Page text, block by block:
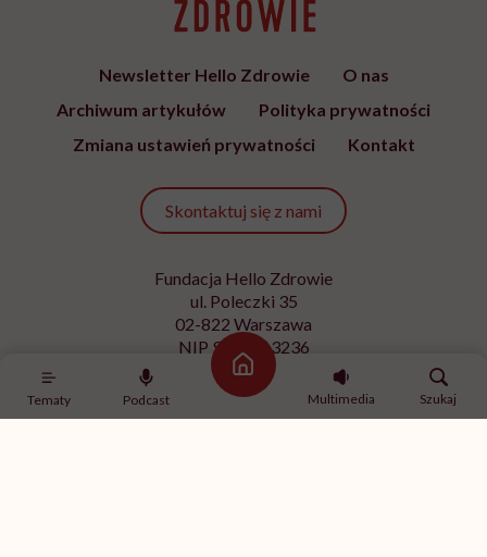
Tematy Podcast
Strona główna
Multimedia
Szukaj
Newsletter Hello Zdrowie
O nas
Archiwum artykułów
Polityka prywatności
Zmiana ustawień prywatności
Kontakt
Skontaktuj się z nami
Fundacja Hello Zdrowie
ul. Poleczki 35
02-822 Warszawa
NIP 9512613236
Kontakt z redakcją
redakcja@hellozdrowie.pl